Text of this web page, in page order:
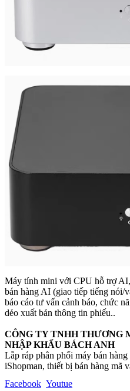
Máy tính mini với CPU hỗ trợ
bán hàng AI (giao tiếp tiếng nói/
báo cáo tư vấn cảnh báo, chức
dẻo xuất bản thông tin phiếu..
CÔNG TY TNHH THƯƠNG
NHẬP KHẨU BÁCH ANH
Lắp ráp phân phối máy bán
iShopman, thiết bị bán hàng mã
Facebook Youtue